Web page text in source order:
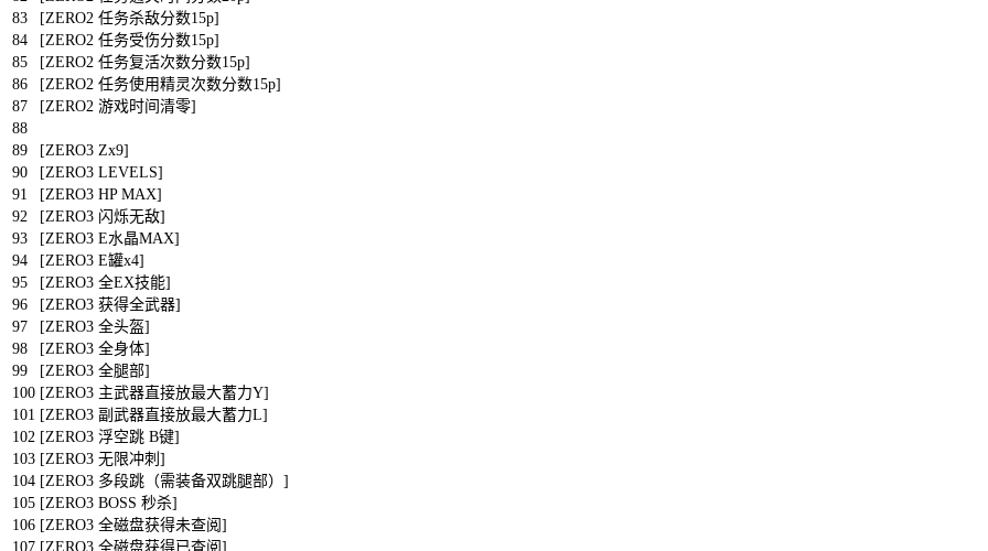
83
84
85
86
87
88
89
90
91
92
93
94
95
96
97
98
99
100
101
102
103
104
105
106
107
[ZERO2 任务杀敌分数15p]
[ZERO2 任务受伤分数15p]
[ZERO2 任务复活次数分数15p]
[ZERO2 任务使用精灵次数分数15p]
[ZERO2 游戏时间清零]
[ZERO3 Zx9]
[ZERO3 LEVELS]
[ZERO3 HP MAX]
[ZERO3 闪烁无敌]
[ZERO3 E水晶MAX]
[ZERO3 E罐x4]
[ZERO3 全EX技能]
[ZERO3 获得全武器]
[ZERO3 全头盔]
[ZERO3 全身体]
[ZERO3 全腿部]
[ZERO3 主武器直接放最大蓄力Y]
[ZERO3 副武器直接放最大蓄力L]
[ZERO3 浮空跳 B键]
[ZERO3 无限冲刺 ]
[ZERO3 多段跳（需装备双跳腿部） ]
[ZERO3 BOSS 秒杀]
[ZERO3 全磁盘获得未查阅 ]
[ZERO3 全磁盘获得已查阅 ]